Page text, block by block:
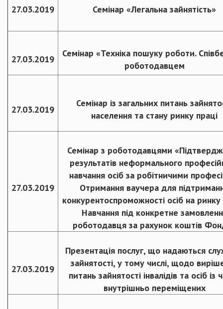
27.03.2019 Семінар «Легальна зайнятість»
27.03.2019
Семінар «Техніка пошуку роботи.
роботодавцем
27.03.2019
Семінар із загальних питань
населення та стану ринку праці
27.03.2019
Семінар з роботодавцями
результатів неформального
навчання осіб за робітничими
Отримання ваучера для
конкурентоспроможності осіб на ринку
Навчання під конкретне
роботодавця за рахунок коштів
27.03.2019
Презентація послуг, що надаються
зайнятості, у тому числі, щодо
питань зайнятості інвалідів та осіб із
внутрішньо переміщених